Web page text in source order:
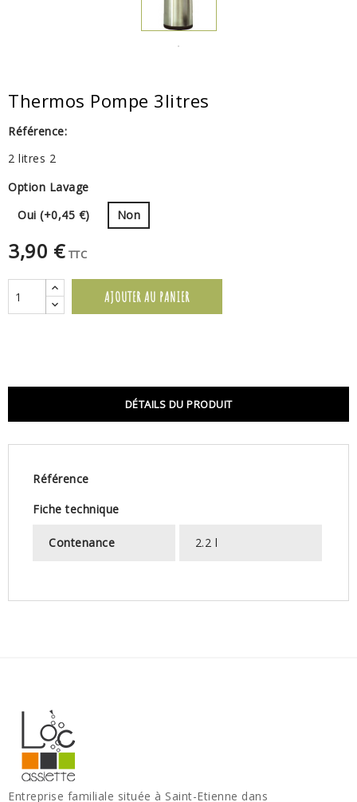
Thermos Pompe 3litres
Référence:
2 litres 2
Option Lavage
Oui (+0,45 €)
Non
3,90 € TTC
AJOUTER AU PANIER
DÉTAILS DU PRODUIT
Référence
Fiche technique
Contenance 2.2 l
Entreprise familiale située à Saint-Etienne dans